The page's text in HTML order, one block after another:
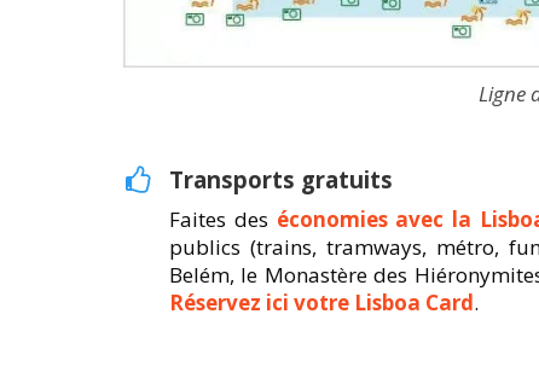
Ligne
Transports gratuits
Faites des économies avec la
publics (trains, tramways, métro,
Belém, le Monastère des
Réservez ici votre Lisboa Card.